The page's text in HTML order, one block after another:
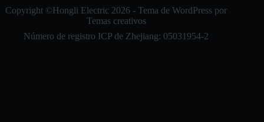
Copyright ©Hongli Electric 2026 - Tema de WordPress por
Temas creativos
Número de registro ICP de Zhejiang: 05031954-2
ไทย
العربية